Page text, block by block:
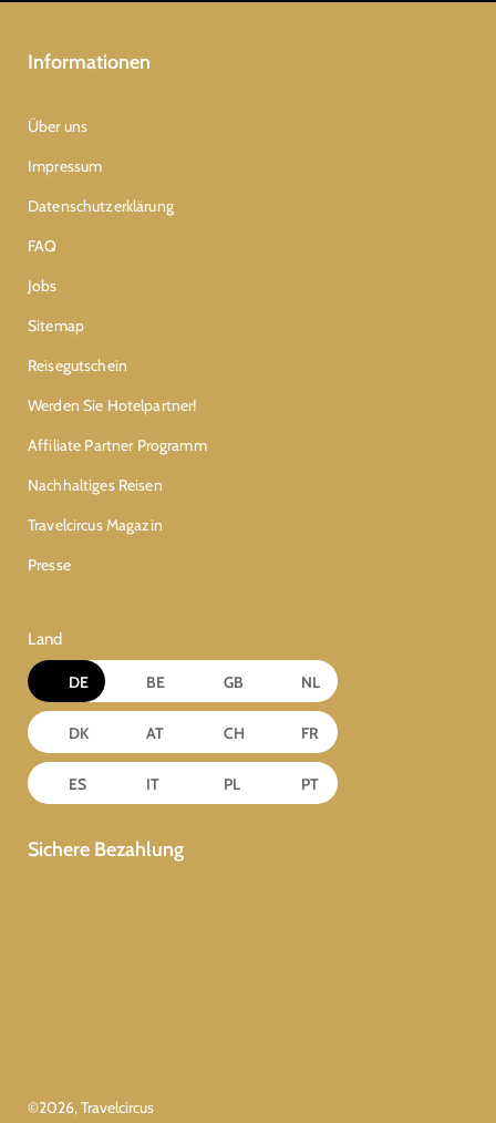
Informationen
Über uns
Impressum
Datenschutzerklärung
FAQ
Jobs
Sitemap
Reisegutschein
Werden Sie Hotelpartner!
Affiliate Partner Programm
Nachhaltiges Reisen
Travelcircus Magazin
Presse
Land
DE BE GB NL
DK AT CH FR
ES IT PL PT
Sichere Bezahlung
©2026, Travelcircus